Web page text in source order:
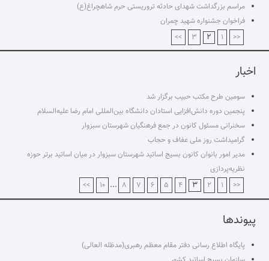
مراسم بزرگداشت شهدای حادثه تروریستی حرم شاهچراغ(ع)
فراخوان جشنواره شهید چمران
<<
۱ ۲ ۳ >>
اخبار
سومین طرح مکتب حبیب برگزار شد
پنجمین دوره دانش‌افزایی استادان دانشگاه بین‌المللی امام رضا علیه‌السلام
سخنرانی مسئول کانون در جمع فرهنگیان شهرستان سبزوار
گرامیداشت روز ملی عفاف و حجاب
مدیر امور بانوان کانون بسیج اساتید شهرستان سبزوار در میان اساتید برتر حوزه
نظریه‌پردازی
<<
۱ ۲ ۳ ۴ ۵ ۶ ۷ ۸ ... ۱۰ >>
پیوندها
پایگاه اطلاع رسانی دفتر مقام معظم رهبری(مدظله العالی)